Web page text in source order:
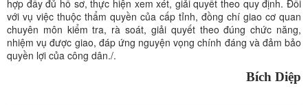
hợp đầy đủ hồ sơ, thực hiện xem xét, giải quyết theo quy định. Đối
với vụ việc thuộc thẩm quyền của cấp tỉnh, đồng chí giao cơ quan
chuyên môn kiểm tra, rà soát, giải quyết theo đúng chức năng,
nhiệm vụ được giao, đáp ứng nguyện vọng chính đáng và đảm bảo
quyền lợi của công dân./.
Bích Diệp